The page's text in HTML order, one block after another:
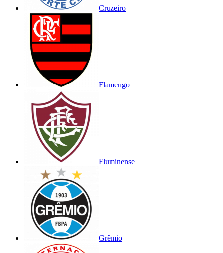
Cruzeiro
Flamengo
Fluminense
Grêmio